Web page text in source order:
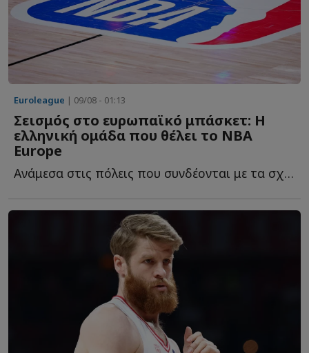
Euroleague | 09/08 - 01:13
Σεισμός στο ευρωπαϊκό μπάσκετ: Η
ελληνική ομάδα που θέλει το NBA
Europe
Ανάμεσα στις πόλεις που συνδέονται με τα σχέδια του NB...